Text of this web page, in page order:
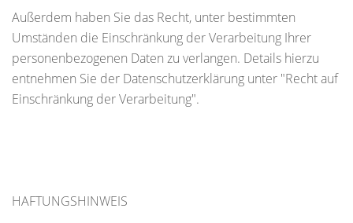
Außerdem haben Sie das Recht, unter bestimmten
Umständen die Einschränkung der Verarbeitung Ihrer
personenbezogenen Daten zu verlangen. Details hierzu
entnehmen Sie der Datenschutzerklärung unter "Recht auf
Einschränkung der Verarbeitung".
HAFTUNGSHINWEIS